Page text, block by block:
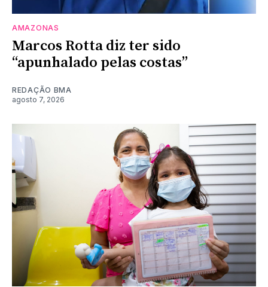
AMAZONAS
Marcos Rotta diz ter sido
“apunhalado pelas costas”
REDAÇÃO BMA
agosto 7, 2026